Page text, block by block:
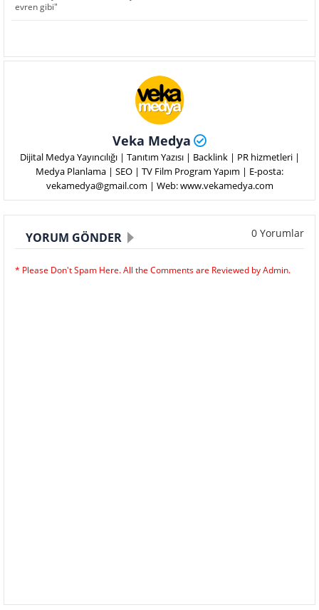
evren gibi"
Veka Medya
Dijital Medya Yayıncılığı | Tanıtım Yazısı | Backlink | PR hizmetleri |
Medya Planlama | SEO | TV Film Program Yapım | E-posta:
vekamedya@gmail.com | Web: www.vekamedya.com
YORUM GÖNDER 0 Yorumlar
* Please Don't Spam Here. All the Comments are Reviewed by Admin.